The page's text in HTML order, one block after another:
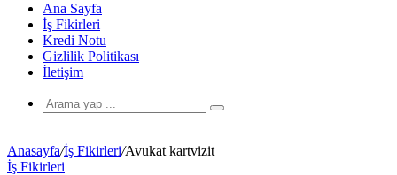
Ana Sayfa
İş Fikirleri
Kredi Notu
Gizlilik Politikası
İletişim
Anasayfa/İş Fikirleri/Avukat kartvizit
İş Fikirleri